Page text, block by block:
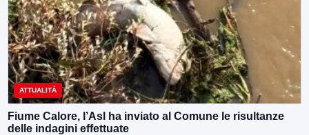
ATTUALITÀ
Fiume Calore, l’Asl ha inviato al Comune le risultanze
delle indagini effettuate